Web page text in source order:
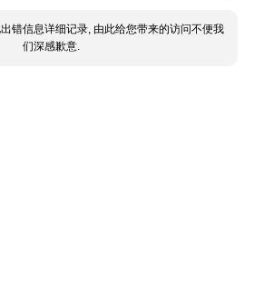
错信息详细记录, 由此给您带来的访问不便我
们深感歉意.